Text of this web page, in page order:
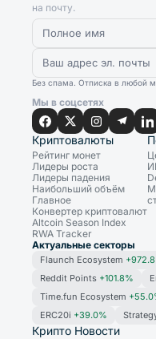
на почту.
Без спама. Отписка в любой
Мы в соцсетях
Криптовалюты
Рейтинг монет
Лидеры роста
Лидеры падения
Наибольший объём
Главное
Конвертер криптовалют
Altcoin Season Index
RWA Tracker
Актуальные секторы
Flaunch Ecosystem
Reddit Points +101.8%
Time.fun Ecosystem
ERC20i +39.0%
Крипто Новости